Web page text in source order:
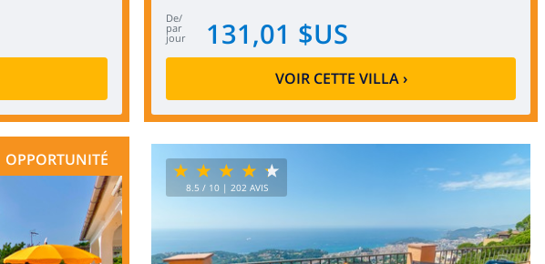
de/
par
jour 131,01 $US
VOIR CETTE VILLA›
OPPORTUNITÉ
8.5 / 10 | 202 AVIS